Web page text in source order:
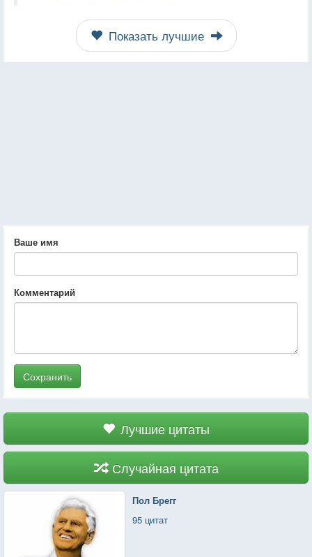
Показать лучшие
Ваше имя
Комментарий
Сохранить
Лучшие цитаты
Случайная цитата
Пол Брегг
95 цитат